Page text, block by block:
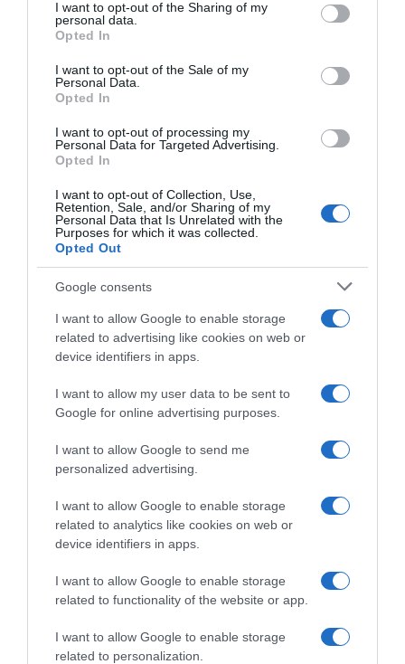
not limited to your visit or usage behaviour. You may click to
grant or deny consent to Google and its third-party tags to
use your data for below specified purposes in below Google
consent section.
I want to opt-out of the Sharing of my
personal data.
Opted In
I want to opt-out of the Sale of my
Personal Data.
Opted In
I want to opt-out of processing my
Personal Data for Targeted Advertising.
Opted In
I want to opt-out of Collection, Use,
Retention, Sale, and/or Sharing of my
Personal Data that Is Unrelated with the
Purposes for which it was collected.
Opted Out
Google consents
I want to allow Google to enable storage
related to advertising like cookies on web or
device identifiers in apps.
I want to allow my user data to be sent to
Google for online advertising purposes.
I want to allow Google to send me
personalized advertising.
I want to allow Google to enable storage
related to analytics like cookies on web or
device identifiers in apps.
I want to allow Google to enable storage
related to functionality of the website or app.
I want to allow Google to enable storage
related to personalization.
ΠΑΡΑΠΟΛΙΤΙΚΑ
Καλαμάτας με «ασπρόμαυρο» κασκόλ – Η
αγκαλιά με τον Αλέξη Χαρίτση (Βίντεο)
Παρουσία πολιτικών η φιέστα
15.03.2026 - 15:59
ΠΟΛΙΤΙΚΗ
Αλέξης Χαρίτσης: “Πώς να εξαγγείλεις μέτρα
χωρίς να εξαγγείλεις τίποτα”